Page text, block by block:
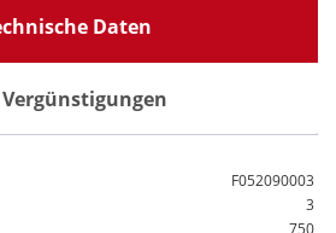
Daten
Vergünstigungen
F052090003
3
750